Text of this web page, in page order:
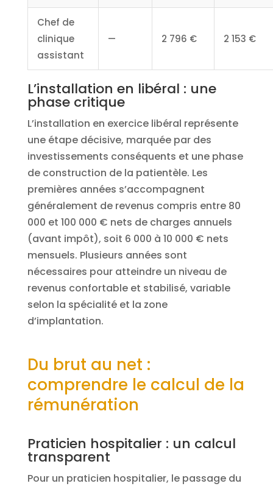
Chef de
clinique
assistant
— 2 796 € 2 153 €
L’installation en libéral : une
phase critique
L’installation en exercice libéral représente
une étape décisive, marquée par des
investissements conséquents et une phase
de construction de la patientèle. Les
premières années s’accompagnent
généralement de revenus compris entre 80
000 et 100 000 € nets de charges annuels
(avant impôt), soit 6 000 à 10 000 € nets
mensuels. Plusieurs années sont
nécessaires pour atteindre un niveau de
revenus confortable et stabilisé, variable
selon la spécialité et la zone
d’implantation.
Du brut au net :
comprendre le calcul de la
rémunération
Praticien hospitalier : un calcul
transparent
Pour un praticien hospitalier, le passage du